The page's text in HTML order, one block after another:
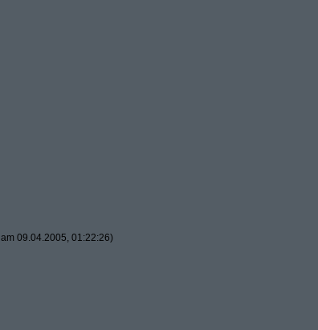
am 09.04.2005, 01:22:26)